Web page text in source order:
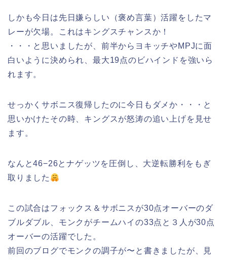
しかも今日は先日嫌らしい（褒め言葉）活躍をしたマ
レーが欠場。これはキングスチャンスか！
・・・と思いましたが、前半からヨキッチやMPJに面
白いように決められ、最大19点のビハインドを強いら
れます。
せっかくサボニス復帰したのに今日もダメか・・・と
思いかけたその時、キングスが怒涛の追い上げを見せ
ます。
なんと46−26とナゲッツを圧倒し、大逆転勝利をもぎ
取りました
この試合はフォックス＆サボニスが30点オーバーのダ
ブルダブル、モンクがチームハイの33点と３人が30点
オーバーの活躍でした。
前回のブログでモンクの調子が〜と書きましたが、見